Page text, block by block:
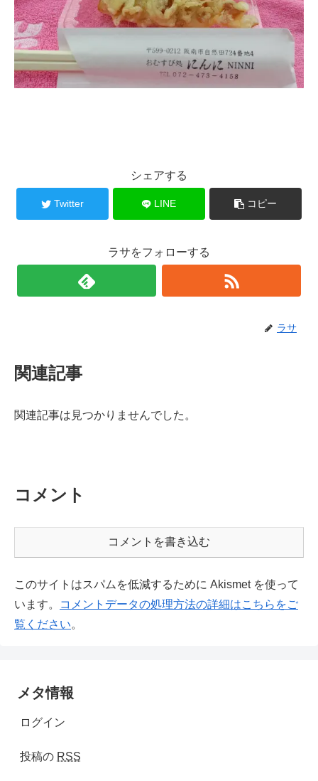
シェアする
Twitter LINE コピー
ラサをフォローする
ラサ
関連記事
関連記事は見つかりませんでした。
コメント
コメントを書き込む
このサイトはスパムを低減するために Akismet を使って
います。
コメントデータの処理方法の詳細はこちらをご
覧ください。
メタ情報
ログイン
投稿の RSS